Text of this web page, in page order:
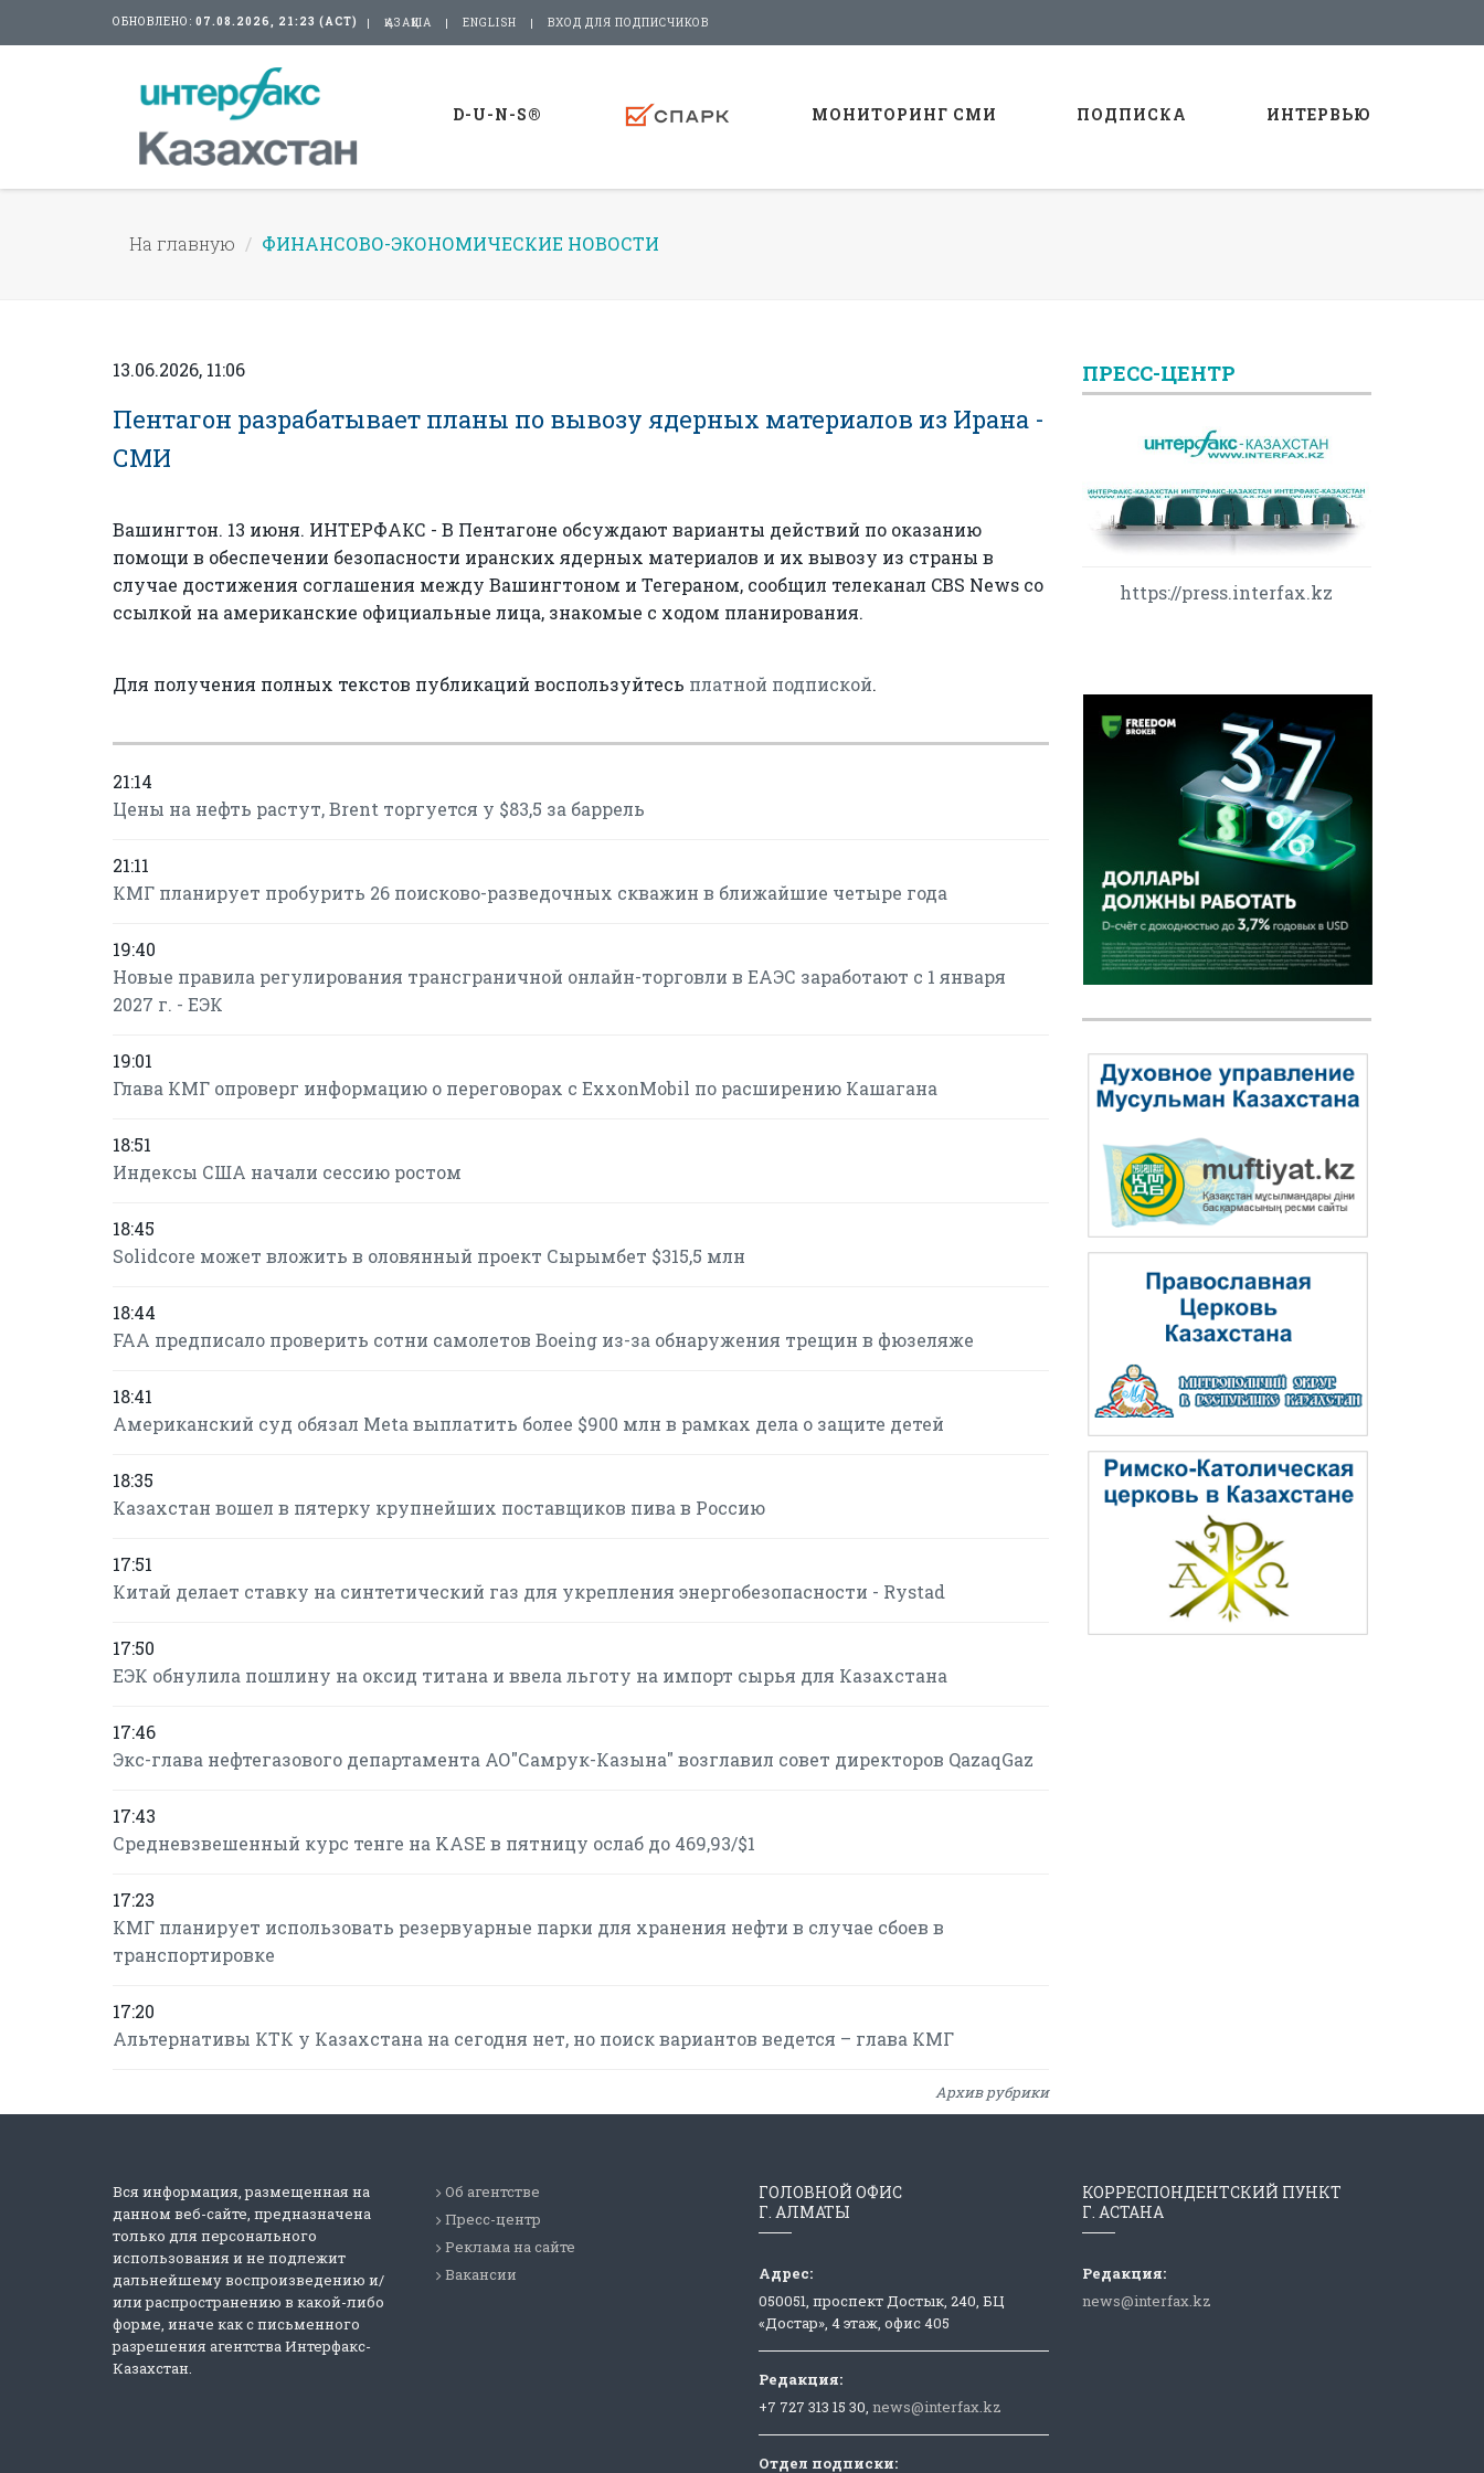
ОБНОВЛЕНО: 07.08.2026, 21:23 (АСТ) ҚАЗАҚША ENGLISH ВХОД ДЛЯ ПОДПИСЧИКОВ
D-U-N-S® МОНИТОРИНГ СМИ ПОДПИСКА ИНТЕРВЬЮ
На главную ФИНАНСОВО-ЭКОНОМИЧЕСКИЕ НОВОСТИ
13.06.2026, 11:06
Пентагон разрабатывает планы по вывозу ядерных материалов из Ирана -
СМИ
Вашингтон. 13 июня. ИНТЕРФАКС - В Пентагоне обсуждают варианты действий по оказанию
помощи в обеспечении безопасности иранских ядерных материалов и их вывозу из страны в
случае достижения соглашения между Вашингтоном и Тегераном, сообщил телеканал CBS News со
ссылкой на американские официальные лица, знакомые с ходом планирования.
Для получения полных текстов публикаций воспользуйтесь платной подпиской.
21:14
Цены на нефть растут, Brent торгуется у $83,5 за баррель
21:11
КМГ планирует пробурить 26 поисково-разведочных скважин в ближайшие четыре года
19:40
Новые правила регулирования трансграничной онлайн-торговли в ЕАЭС заработают с 1 января
2027 г. - ЕЭК
19:01
Глава КМГ опроверг информацию о переговорах с ExxonMobil по расширению Кашагана
18:51
Индексы США начали сессию ростом
18:45
Solidcore может вложить в оловянный проект Сырымбет $315,5 млн
18:44
FAA предписало проверить сотни самолетов Boeing из-за обнаружения трещин в фюзеляже
18:41
Американский суд обязал Meta выплатить более $900 млн в рамках дела о защите детей
18:35
Казахстан вошел в пятерку крупнейших поставщиков пива в Россию
17:51
Китай делает ставку на синтетический газ для укрепления энергобезопасности - Rystad
17:50
ЕЭК обнулила пошлину на оксид титана и ввела льготу на импорт сырья для Казахстана
17:46
Экс-глава нефтегазового департамента АО"Самрук-Казына" возглавил совет директоров QazaqGaz
17:43
Средневзвешенный курс тенге на KASE в пятницу ослаб до 469,93/$1
17:23
КМГ планирует использовать резервуарные парки для хранения нефти в случае сбоев в
транспортировке
17:20
Альтернативы КТК у Казахстана на сегодня нет, но поиск вариантов ведется – глава КМГ
Архив рубрики
ПРЕСС-ЦЕНТР
https://press.interfax.kz
Вся информация, размещенная на
данном веб-сайте, предназначена
только для персонального
использования и не подлежит
дальнейшему воспроизведению и/
или распространению в какой-либо
форме, иначе как с письменного
разрешения агентства Интерфакс-
Казахстан.
Об агентстве
Пресс-центр
Реклама на сайте
Вакансии
ГОЛОВНОЙ ОФИС
Г. АЛМАТЫ
Адрес:
050051, проспект Достык, 240, БЦ
«Достар», 4 этаж, офис 405
Редакция:
+7 727 313 15 30, news@interfax.kz
Отдел подписки:
КОРРЕСПОНДЕНТСКИЙ ПУНКТ
Г. АСТАНА
Редакция:
news@interfax.kz